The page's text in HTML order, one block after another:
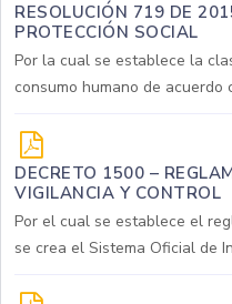
RESOLUCIÓN 719 DE
PROTECCIÓN SOCIAL
Por la cual se establece la
consumo humano de
DECRETO 1500 –
VIGILANCIA Y CONTROL
Por el cual se establece el
se crea el Sistema Oficial de